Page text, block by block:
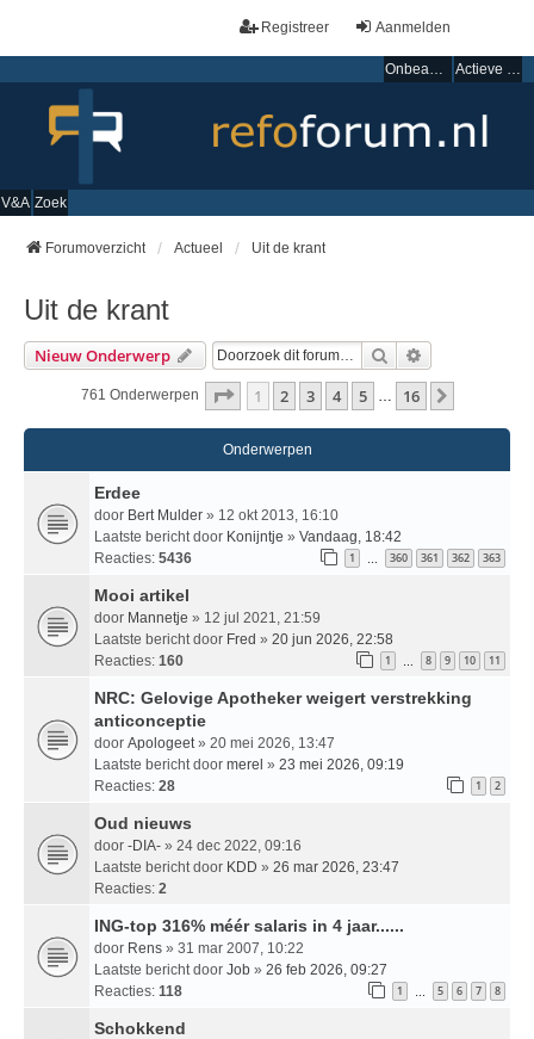
Aanmelden
Registreer
Onbeantwoorde onderwerpen Actieve onderwerpen
V&A Zoek
Forumoverzicht Actueel Uit de krant
Uit de krant
Nieuw Onderwerp Zoek
761 Onderwerpen Pagina Van16
1 2 3 4 5 16
Onderwerpen
Erdee
door Bert Mulder » 12 okt 2013, 16:10
Laatste bericht door Konijntje » Vandaag, 18:42
Reacties: 5436 1 … 360 361 362 363
Mooi artikel
door Mannetje » 12 jul 2021, 21:59
Laatste bericht door Fred » 20 jun 2026, 22:58
Reacties: 160 1 … 8 9 10 11
NRC: Gelovige Apotheker weigert verstrekking
anticonceptie
door Apologeet » 20 mei 2026, 13:47
Laatste bericht door merel » 23 mei 2026, 09:19
Reacties: 28 1 2
Oud nieuws
door -DIA- » 24 dec 2022, 09:16
Laatste bericht door KDD » 26 mar 2026, 23:47
Reacties: 2
ING-top 316% méér salaris in 4 jaar......
door Rens » 31 mar 2007, 10:22
Laatste bericht door Job » 26 feb 2026, 09:27
Reacties: 118 1 … 5 6 7 8
Schokkend